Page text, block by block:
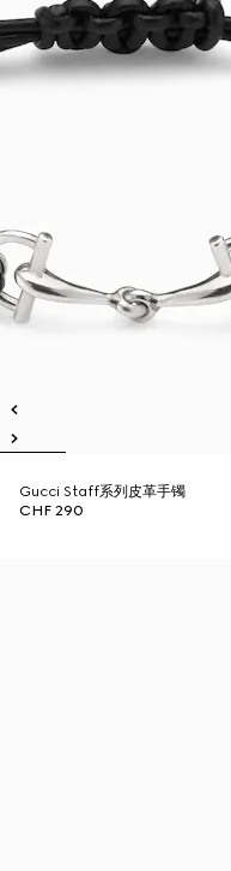
Gucci Staff系列皮革手镯
CHF 290